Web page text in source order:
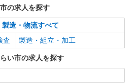
の求人を探す
製造・物流すべて
査
製造・組立・加工
い市の求人を探す